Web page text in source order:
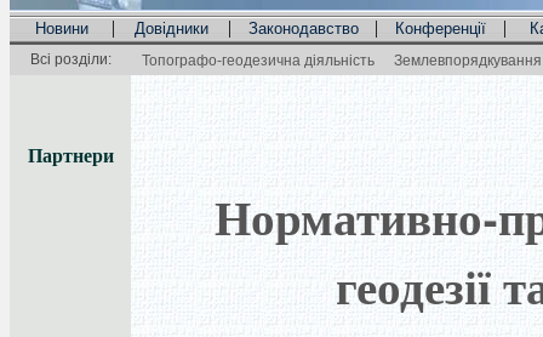
Новини | Довідники | Законодавство | Конференції |
Всі розділи: Топографо-геодезична діяльність
Партнери
Нормативно-
геодезії